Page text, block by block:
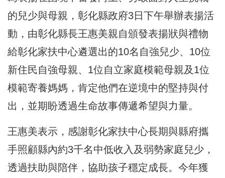
的兒少與母親，彰化縣政府3日下午舉辦表揚活
動，由彰化縣長王惠美親自頒發表揚狀與禮物
給彰化家扶中心遴選出的10名自強兒少、10位
新住民自強母親、1位自立家庭模範母親及1位
模範寄養媽媽，肯定他們在逆境中的堅持與付
出，並期盼透過生命故事傳遞希望與力量。
王惠美表示，感謝彰化家扶中心長期與縣府攜
手照顧縣內約3千名中低收入及弱勢家庭兒少，
透過扶助與陪伴，協助孩子穩定成長。今年獲